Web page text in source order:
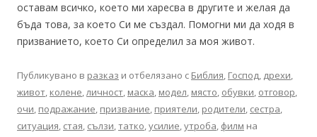
оставам всичко, което ми харесва в другите и желая да
бъда това, за което Си ме създал. Помогни ми да ходя в
призванието, което Си определил за моя живот.
Публикувано в разказ и отбелязано с Библия, Господ, дрехи,
живот, колене,личност, маска, модел, място, обувки, отговор,
очи, подражание, призвание, приятели, родители, сестра,
ситуация, стая, сълзи,татко,усилие,утроба, филм на